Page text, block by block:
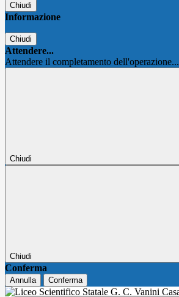
Chiudi
Informazione
Chiudi
Attendere...
Attendere il completamento dell'operazione...
Chiudi
Chiudi
Conferma
Annulla Conferma